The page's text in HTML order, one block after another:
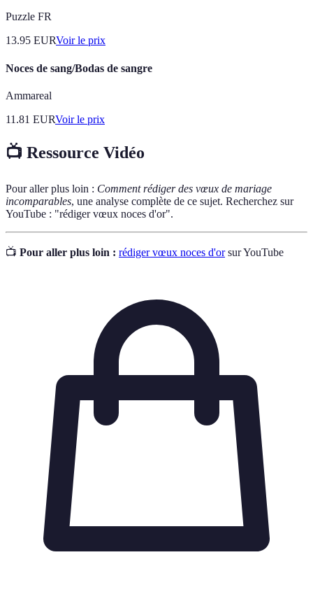
Puzzle FR
13.95 EURVoir le prix
Noces de sang/Bodas de sangre
Ammareal
11.81 EURVoir le prix
📺 Ressource Vidéo
Pour aller plus loin : Comment rédiger des vœux de mariage
incomparables, une analyse complète de ce sujet. Recherchez sur
YouTube : "rédiger vœux noces d'or".
📺 Pour aller plus loin : rédiger vœux noces d'orsur YouTube